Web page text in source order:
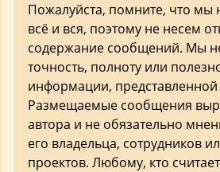
Пожалуйста, помните, что мы
всё и вся, поэтому не несем
содержание сообщений. Мы
точность, полноту или
информации,
Размещаемые сообщения
автора и не обязательно
его владельца, сотрудников
проектов. Любому, кто